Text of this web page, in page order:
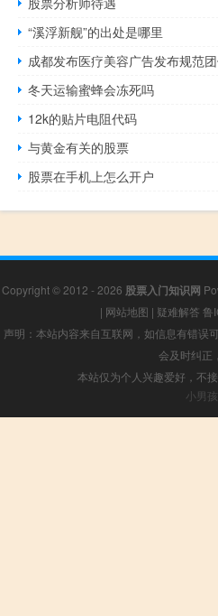
“溪浮新舰”的出处是哪里
冬天运输蜜蜂会冻死吗
12k的贴片电阻代码
与黄金有关的股票
股票在手机上怎么开户
Copyright © 2012 - 2026 股票入门知识网
| 网站地图 | 疑难解答 鲁
声明：本站内容来自互联网，如信息有错误
会及时纠正
本站仅为个人兴趣爱好，不
小男孩